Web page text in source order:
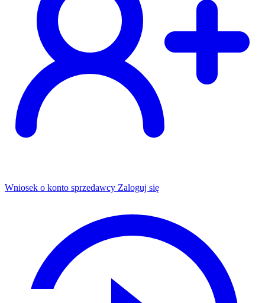
Wniosek o konto sprzedawcy Zaloguj się